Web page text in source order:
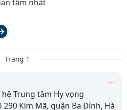
tâm nhất
Trang 1
Trung tâm Hy vọng
290 Kim Mã, quận Ba Đình, Hà